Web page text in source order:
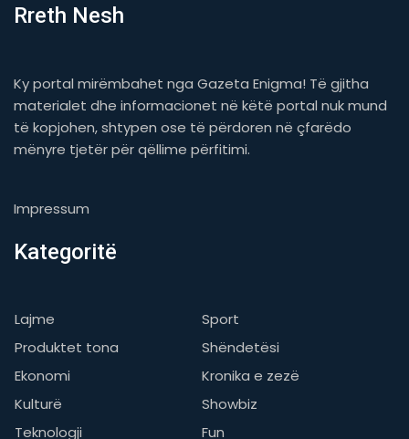
Rreth Nesh
Ky portal mirëmbahet nga Gazeta Enigma! Të gjitha
materialet dhe informacionet në këtë portal nuk mund
të kopjohen, shtypen ose të përdoren në çfarëdo
mënyre tjetër për qëllime përfitimi.
Impressum
Kategoritë
Lajme
Sport
Produktet tona
Shëndetësi
Ekonomi
Kronika e zezë
Kulturë
Showbiz
Teknologji
Fun